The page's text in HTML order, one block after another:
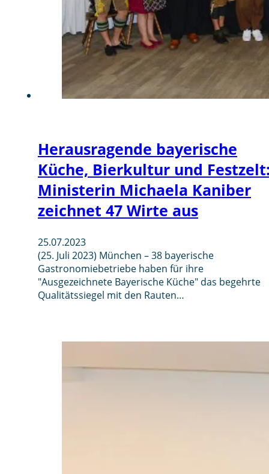
Herausragende bayerische
Küche, Bierkultur und
Ministerin Michaela Kaniber
zeichnet 47 Wirte aus
25.07.2023
(25. Juli 2023) München – 38 bayerische
Gastronomiebetriebe haben für ihre
"Ausgezeichnete Bayerische Küche" das begehrte
Qualitätssiegel mit den Rauten…